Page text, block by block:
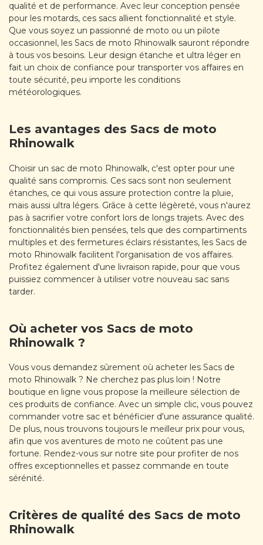
qualité et de performance. Avec leur conception pensée
pour les motards, ces sacs allient fonctionnalité et style.
Que vous soyez un passionné de moto ou un pilote
occasionnel, les Sacs de moto Rhinowalk sauront répondre
à tous vos besoins. Leur design étanche et ultra léger en
fait un choix de confiance pour transporter vos affaires en
toute sécurité, peu importe les conditions
météorologiques.
Les avantages des Sacs de moto
Rhinowalk
Choisir un sac de moto Rhinowalk, c'est opter pour une
qualité sans compromis. Ces sacs sont non seulement
étanches, ce qui vous assure protection contre la pluie,
mais aussi ultra légers. Grâce à cette légèreté, vous n'aurez
pas à sacrifier votre confort lors de longs trajets. Avec des
fonctionnalités bien pensées, tels que des compartiments
multiples et des fermetures éclairs résistantes, les Sacs de
moto Rhinowalk facilitent l'organisation de vos affaires.
Profitez également d'une livraison rapide, pour que vous
puissiez commencer à utiliser votre nouveau sac sans
tarder.
Où acheter vos Sacs de moto
Rhinowalk ?
Vous vous demandez sûrement où acheter les Sacs de
moto Rhinowalk ? Ne cherchez pas plus loin ! Notre
boutique en ligne vous propose la meilleure sélection de
ces produits de confiance. Avec un simple clic, vous pouvez
commander votre sac et bénéficier d'une assurance qualité.
De plus, nous trouvons toujours le meilleur prix pour vous,
afin que vos aventures de moto ne coûtent pas une
fortune. Rendez-vous sur notre site pour profiter de nos
offres exceptionnelles et passez commande en toute
sérénité.
Critères de qualité des Sacs de moto
Rhinowalk